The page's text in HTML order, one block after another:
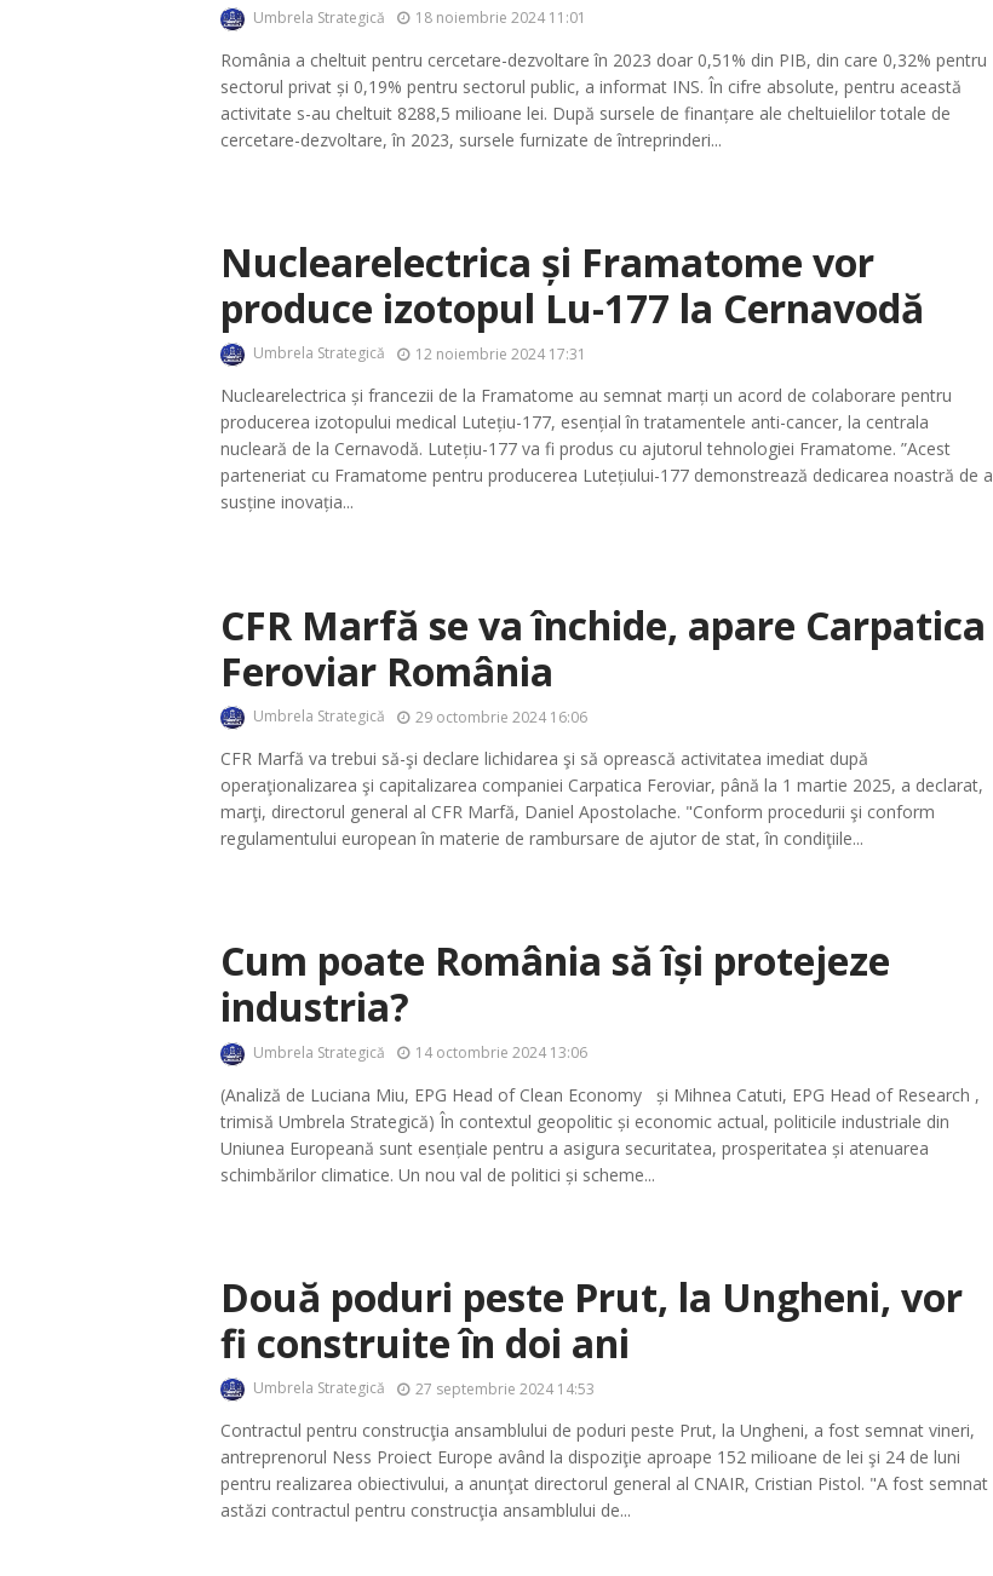
Umbrela Strategică 18 noiembrie 2024 11:01
România a cheltuit pentru cercetare-dezvoltare în 2023 doar 0,51% din PIB, din care 0,32% pentru
sectorul privat și 0,19% pentru sectorul public, a informat INS. În cifre absolute, pentru această
activitate s-au cheltuit 8288,5 milioane lei. După sursele de finanțare ale cheltuielilor totale de
cercetare-dezvoltare, în 2023, sursele furnizate de întreprinderi...
Nuclearelectrica și Framatome vor
produce izotopul Lu-177 la Cernavodă
Umbrela Strategică 12 noiembrie 2024 17:31
Nuclearelectrica și francezii de la Framatome au semnat marți un acord de colaborare pentru
producerea izotopului medical Lutețiu-177, esențial în tratamentele anti-cancer, la centrala
nucleară de la Cernavodă. Lutețiu-177 va fi produs cu ajutorul tehnologiei Framatome. ”Acest
parteneriat cu Framatome pentru producerea Lutețiului-177 demonstrează dedicarea noastră de a
susține inovația...
CFR Marfă se va închide, apare Carpatica
Feroviar România
Umbrela Strategică 29 octombrie 2024 16:06
CFR Marfă va trebui să-şi declare lichidarea şi să oprească activitatea imediat după
operaţionalizarea şi capitalizarea companiei Carpatica Feroviar, până la 1 martie 2025, a declarat,
marţi, directorul general al CFR Marfă, Daniel Apostolache. "Conform procedurii şi conform
regulamentului european în materie de rambursare de ajutor de stat, în condiţiile...
Cum poate România să își protejeze
industria?
Umbrela Strategică 14 octombrie 2024 13:06
(Analiză de Luciana Miu, EPG Head of Clean Economy și Mihnea Catuti, EPG Head of Research ,
trimisă Umbrela Strategică) În contextul geopolitic și economic actual, politicile industriale din
Uniunea Europeană sunt esențiale pentru a asigura securitatea, prosperitatea și atenuarea
schimbărilor climatice. Un nou val de politici și scheme...
Două poduri peste Prut, la Ungheni, vor
fi construite în doi ani
Umbrela Strategică 27 septembrie 2024 14:53
Contractul pentru construcţia ansamblului de poduri peste Prut, la Ungheni, a fost semnat vineri,
antreprenorul Ness Proiect Europe având la dispoziţie aproape 152 milioane de lei şi 24 de luni
pentru realizarea obiectivului, a anunţat directorul general al CNAIR, Cristian Pistol. "A fost semnat
astăzi contractul pentru construcţia ansamblului de...